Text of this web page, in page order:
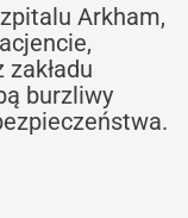
Arkham,
burzliwy